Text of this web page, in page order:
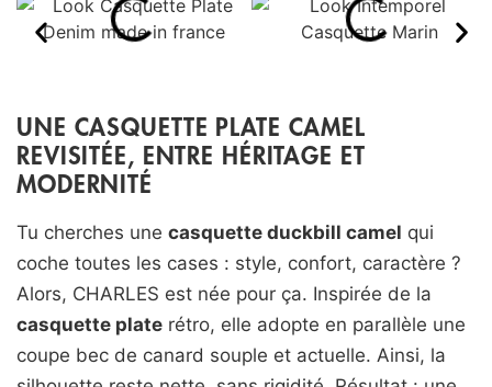
UNE CASQUETTE PLATE CAMEL
REVISITÉE, ENTRE HÉRITAGE ET
MODERNITÉ
Tu cherches une casquette duckbill camel qui
coche toutes les cases : style, confort, caractère ?
Alors, CHARLES est née pour ça. Inspirée de la
casquette plate rétro, elle adopte en parallèle une
coupe bec de canard souple et actuelle. Ainsi, la